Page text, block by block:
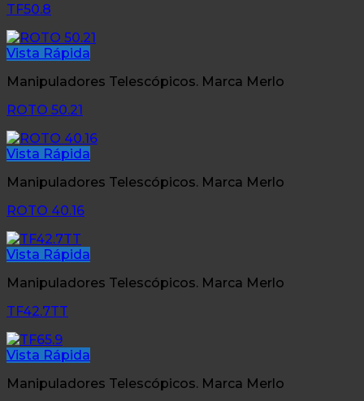
TF50.8
Vista Rápida
Manipuladores Telescópicos. Marca Merlo
ROTO 50.21
Vista Rápida
Manipuladores Telescópicos. Marca Merlo
ROTO 40.16
Vista Rápida
Manipuladores Telescópicos. Marca Merlo
TF42.7TT
Vista Rápida
Manipuladores Telescópicos. Marca Merlo